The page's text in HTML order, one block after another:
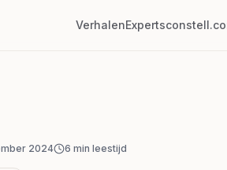
VerhalenExperts
2024 6 min leestijd